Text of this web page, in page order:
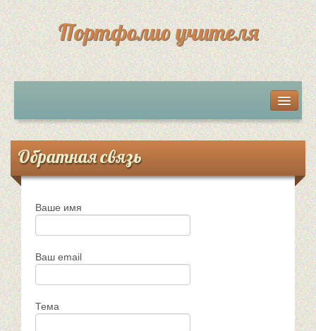
Портфолио учителя
Грамоты, дипломы, сертификаты
Достижения учеников
Обратная связь
Обратная связь
Ваше имя
Ваш email
Тема